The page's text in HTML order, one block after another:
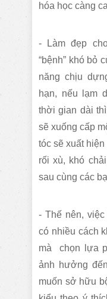
hóa học càng
- Làm đẹp
“bệnh” khó bỏ
năng chịu
hạn, nếu lạm
thời gian dài
sẽ xuống cấp
tóc sẽ xuất
rối xù, khó
sau cùng các
- Thế nên,
có nhiều cách
mà chọn lựa
ảnh hưởng
muốn sở hữu